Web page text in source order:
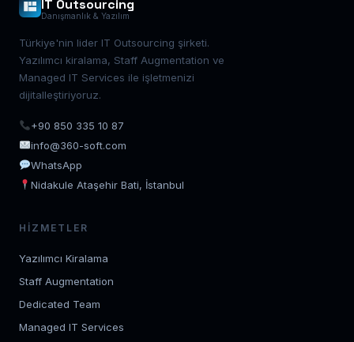
IT Outsourcing
Danışmanlık & Yazılım
Türkiye'nin lider IT Outsourcing şirketi.
Yazılımcı kiralama, Staff Augmentation ve
Managed IT Services ile işletmenizi
dijitalleştiriyoruz.
+90 850 335 10 87
info@360-soft.com
WhatsApp
Nidakule Ataşehir Bati, İstanbul
HIZMETLER
Yazılımcı Kiralama
Staff Augmentation
Dedicated Team
Managed IT Services